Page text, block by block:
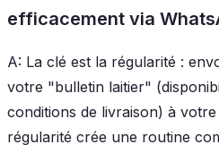
efficacement via
A: La clé est la régularité :
votre "bulletin laitier"
conditions de livraison) à
régularité crée une routine